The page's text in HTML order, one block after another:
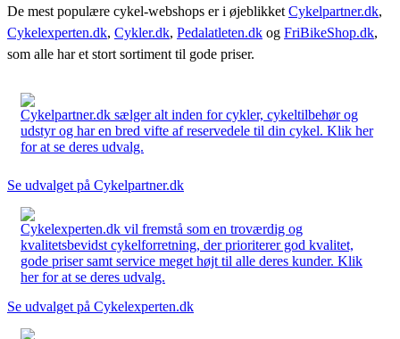
De mest populære cykel-webshops er i øjeblikket Cykelpartner.dk,
Cykelexperten.dk, Cykler.dk, Pedalatleten.dk og FriBikeShop.dk,
som alle har et stort sortiment til gode priser.
Cykelpartner.dk sælger alt inden for cykler, cykeltilbehør og
udstyr og har en bred vifte af reservedele til din cykel. Klik her
for at se deres udvalg.
Se udvalget på Cykelpartner.dk
Cykelexperten.dk vil fremstå som en troværdig og
kvalitetsbevidst cykelforretning, der prioriterer god kvalitet,
gode priser samt service meget højt til alle deres kunder. Klik
her for at se deres udvalg.
Se udvalget på Cykelexperten.dk